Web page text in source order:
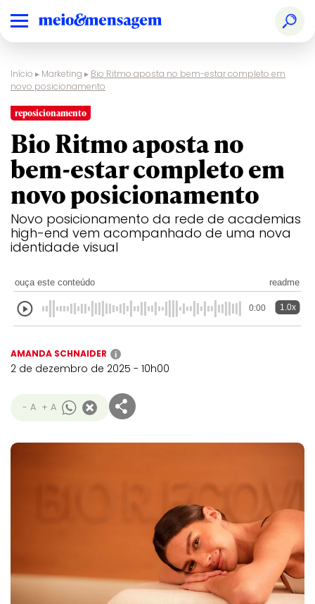
Início ▸ Marketing ▸ Bio Ritmo aposta no bem-estar completo em
novo posicionamento
reposicionamento
Bio Ritmo aposta no
bem-estar completo em
novo posicionamento
Novo posicionamento da rede de academias
high-end vem acompanhado de uma nova
identidade visual
ouça este conteúdo readme
0:00 1.0x
AMANDA SCHNAIDER i
2 de dezembro de 2025 - 10h00
- A + A